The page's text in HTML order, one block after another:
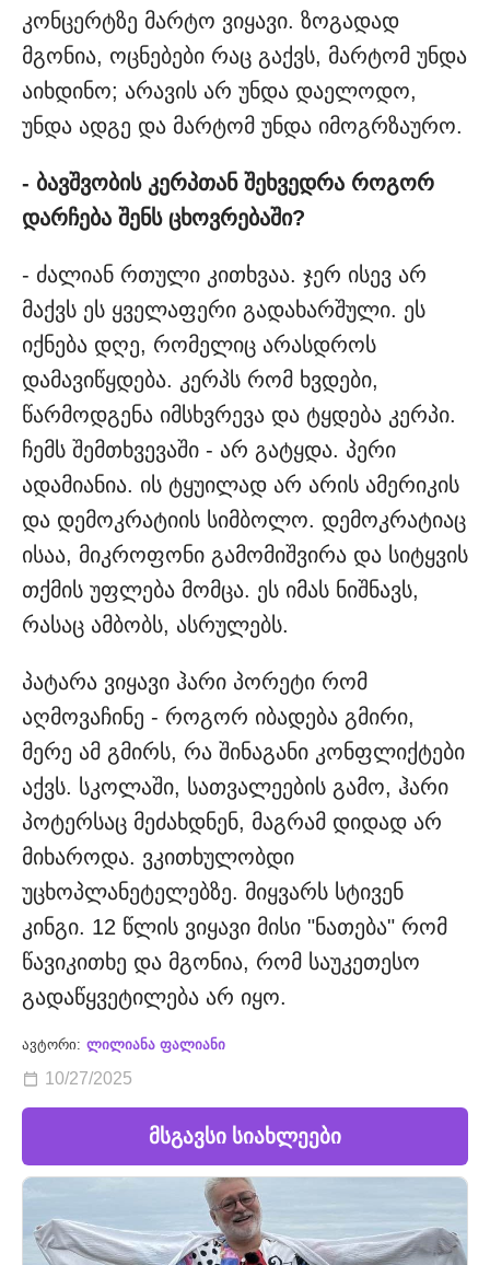
კონცერტზე მარტო ვიყავი. ზოგადად
მგონია, ოცნებები რაც გაქვს, მარტომ უნდა
აიხდინო; არავის არ უნდა დაელოდო,
უნდა ადგე და მარტომ უნდა იმოგრზაურო.
- ბავშვობის კერპთან შეხვედრა როგორ
დარჩება შენს ცხოვრებაში?
- ძალიან რთული კითხვაა. ჯერ ისევ არ
მაქვს ეს ყველაფერი გადახარშული. ეს
იქნება დღე, რომელიც არასდროს
დამავიწყდება. კერპს რომ ხვდები,
წარმოდგენა იმსხვრევა და ტყდება კერპი.
ჩემს შემთხვევაში - არ გატყდა. პერი
ადამიანია. ის ტყუილად არ არის ამერიკის
და დემოკრატიის სიმბოლო. დემოკრატიაც
ისაა, მიკროფონი გამომიშვირა და სიტყვის
თქმის უფლება მომცა. ეს იმას ნიშნავს,
რასაც ამბობს, ასრულებს.
პატარა ვიყავი ჰარი პორეტი რომ
აღმოვაჩინე - როგორ იბადება გმირი,
მერე ამ გმირს, რა შინაგანი კონფლიქტები
აქვს. სკოლაში, სათვალეების გამო, ჰარი
პოტერსაც მეძახდნენ, მაგრამ დიდად არ
მიხაროდა. ვკითხულობდი
უცხოპლანეტელებზე. მიყვარს სტივენ
კინგი. 12 წლის ვიყავი მისი "ნათება" რომ
წავიკითხე და მგონია, რომ საუკეთესო
გადაწყვეტილება არ იყო.
ავტორი: ლილიანა ფალიანი
10/27/2025
მსგავსი სიახლეები